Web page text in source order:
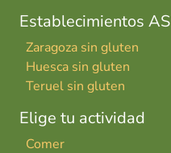
Establecimientos
Zaragoza sin gluten
Huesca sin gluten
Teruel sin gluten
Elige tu actividad
Comer